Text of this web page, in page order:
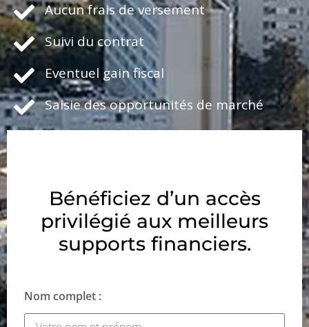
Aucun frais de versement
Suivi du contrat
Eventuel gain fiscal
Saisie des opportunités de marché
Bénéficiez d’un accès
privilégié aux meilleurs
supports financiers.
Nom complet :